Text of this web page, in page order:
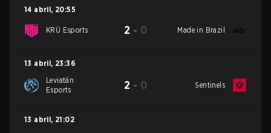
14 abril, 20:55
KRÜ Esports 2 - 0 Made in Brazil
13 abril, 23:36
Leviatán
Esports
2 - 0 Sentinels
13 abril, 21:02